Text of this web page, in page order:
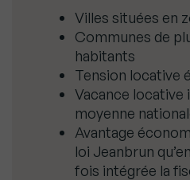
Villes situées en
Communes de
habitants
Tension locative
Vacance locative
moyenne
Avantage
loi Jeanbrun
fois intégrée la